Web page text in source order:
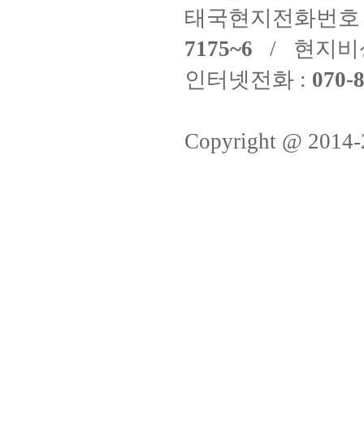
태국현지전화번
7175~6 / 현지비
인터넷전화 : 070-
Copyright @